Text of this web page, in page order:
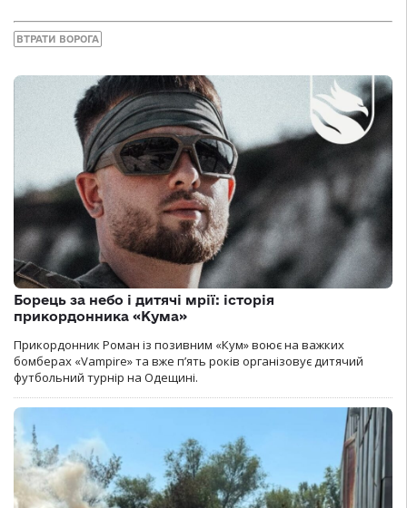
ВТРАТИ ВОРОГА
Борець за небо і дитячі мрії: історія
прикордонника «Кума»
Прикордонник Роман із позивним «Кум» воює на важких
бомберах «Vampire» та вже п’ять років організовує дитячий
футбольний турнір на Одещині.